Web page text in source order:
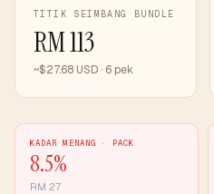
TITIK SEIMBANG BUNDLE
RM 113
~$27.68 USD · 6 pek
KADAR MENANG · PACK
8.5%
RM 27